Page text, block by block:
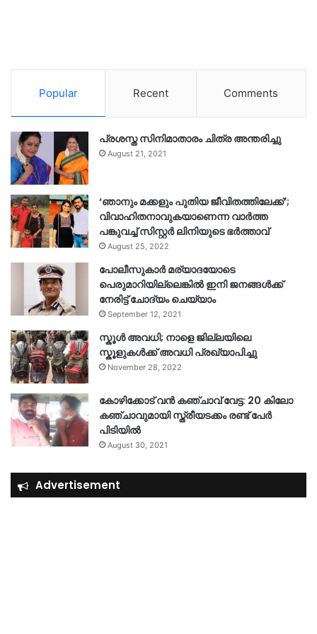
Popular Recent Comments
പ്രശസ്ത സിനിമാതാരം ചിത്ര അന്തരിച്ചു
August 21, 2021
‘ഞാനും മക്കളും പുതിയ ജീവിതത്തിലേക്ക്’;
വിവാഹിതനാവുകയാണെന്ന വാർത്ത
പങ്കുവച്ച് സിസ്റ്റർ ലിനിയുടെ ഭർത്താവ്
August 25, 2022
പോലീസുകാര്‍ മര്യാദയോടെ
പെരുമാറിയില്ലെങ്കില്‍ ഇനി ജനങ്ങള്‍ക്ക്
നേരിട്ട് ചോദ്യം ചെയ്യാം
September 12, 2021
സ്കൂൾ അവധി; നാളെ ജില്ലയിലെ
സ്കൂളുകൾക്ക് അവധി പ്രഖ്യാപിച്ചു
November 28, 2022
കോഴിക്കോട് വൻ കഞ്ചാവ് വേട്ട: 20 കിലോ
കഞ്ചാവുമായി സ്ത്രീയടക്കം രണ്ട് പേർ
പിടിയിൽ
August 30, 2021
Advertisement